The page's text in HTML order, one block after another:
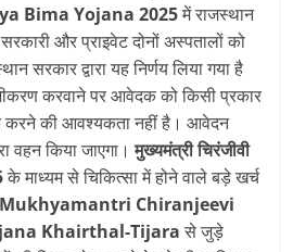
Bima Yojana 2025में राजस्‍थान
और प्राइवेट दोनों अस्‍पतालों को
सरकार द्वारा यह निर्णय लिया गया है
करवाने पर आवेदक को किसी प्रकार
की आवश्यकता नहीं है। आवेदन
वहन किया जाएगा।मुख्‍यमंत्री चिरंजीवी
के माध्यम से चिकित्सा में होने वाले बड़े खर्च
Mukhyamantri Chiranjeevi
Khairthal-Tijaraसे जुड़े